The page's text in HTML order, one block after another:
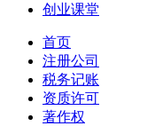
创业课堂
首页
注册公司
税务记账
资质许可
著作权